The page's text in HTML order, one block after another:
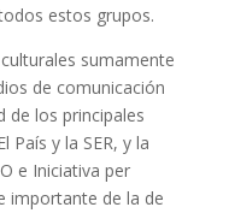
estos grupos.
sumamente
de comunicación
de los principales
País y la SER, y la
e Iniciativa per
importante de la de